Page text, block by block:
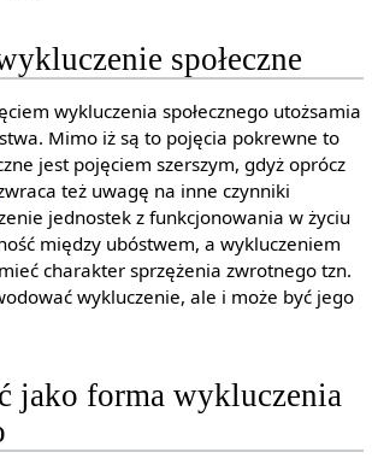
społeczne
wykluczenia społecznego utożsamia
Mimo iż są to pojęcia pokrewne to
jest pojęciem szerszym, gdyż oprócz
też uwagę na inne czynniki
jednostek z funkcjonowania w życiu
między ubóstwem, a wykluczeniem
charakter sprzężenia zwrotnego tzn.
wykluczenie, ale i może być jego
jako forma wykluczenia